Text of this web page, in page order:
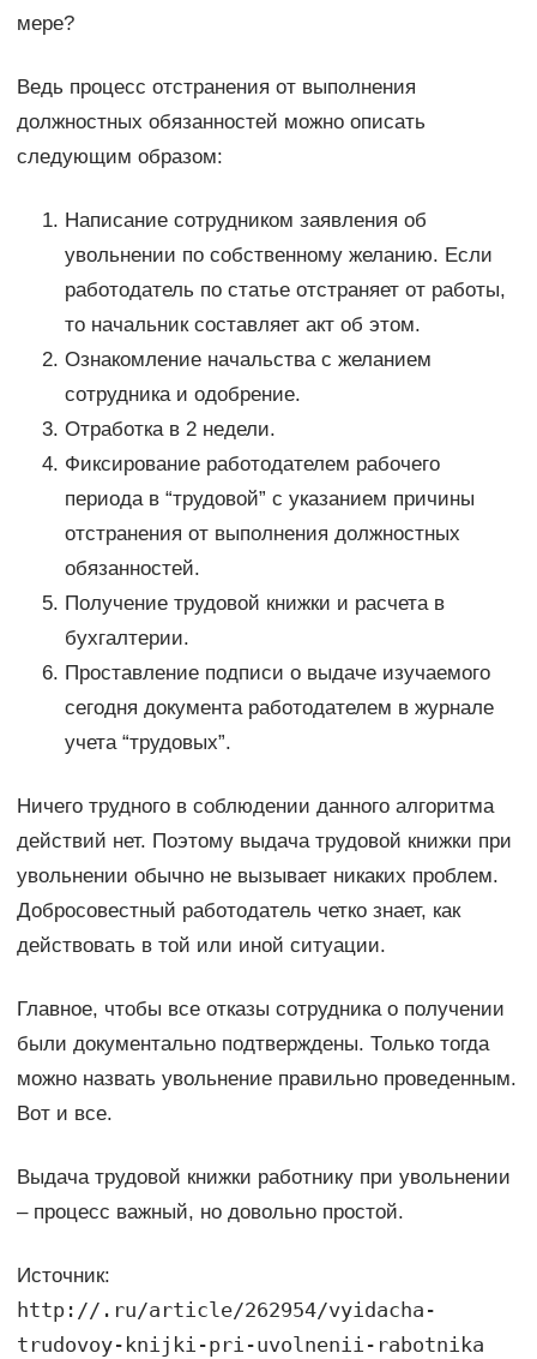
мере?
Ведь процесс отстранения от выполнения
должностных обязанностей можно описать
следующим образом:
Написание сотрудником заявления об
увольнении по собственному желанию. Если
работодатель по статье отстраняет от работы,
то начальник составляет акт об этом.
Ознакомление начальства с желанием
сотрудника и одобрение.
Отработка в 2 недели.
Фиксирование работодателем рабочего
периода в “трудовой” с указанием причины
отстранения от выполнения должностных
обязанностей.
Получение трудовой книжки и расчета в
бухгалтерии.
Проставление подписи о выдаче изучаемого
сегодня документа работодателем в журнале
учета “трудовых”.
Ничего трудного в соблюдении данного алгоритма
действий нет. Поэтому выдача трудовой книжки при
увольнении обычно не вызывает никаких проблем.
Добросовестный работодатель четко знает, как
действовать в той или иной ситуации.
Главное, чтобы все отказы сотрудника о получении
были документально подтверждены. Только тогда
можно назвать увольнение правильно проведенным.
Вот и все.
Выдача трудовой книжки работнику при увольнении
– процесс важный, но довольно простой.
Источник:
http://.ru/article/262954/vyidacha-
trudovoy-knijki-pri-uvolnenii-rabotnika